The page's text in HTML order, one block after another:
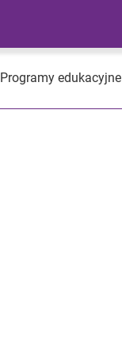
Programy edukacyjne